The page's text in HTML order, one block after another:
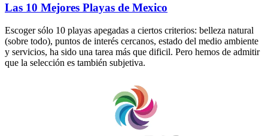
Las 10 Mejores Playas de Mexico
Escoger sólo 10 playas apegadas a ciertos criterios: belleza natural
(sobre todo), puntos de interés cercanos, estado del medio ambiente
y servicios, ha sido una tarea más que dificil. Pero hemos de admitir
que la selección es también subjetiva.